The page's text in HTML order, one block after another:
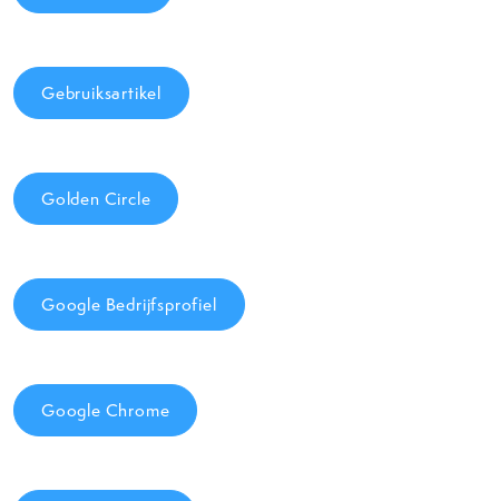
Gebruiksartikel
Golden Circle
Google Bedrijfsprofiel
Google Chrome